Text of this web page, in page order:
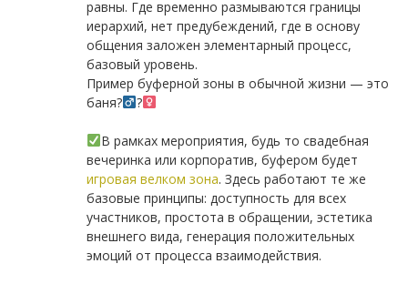
равны. Где временно размываются границы
иерархий, нет предубеждений, где в основу
общения заложен элементарный процесс,
базовый уровень.
Пример буферной зоны в обычной жизни — это
баня?‍
?‍
В рамках мероприятия, будь то свадебная
вечеринка или корпоратив, буфером будет
игровая велком зона. Здесь работают те же
базовые принципы: доступность для всех
участников, простота в обращении, эстетика
внешнего вида, генерация положительных
эмоций от процесса взаимодействия.